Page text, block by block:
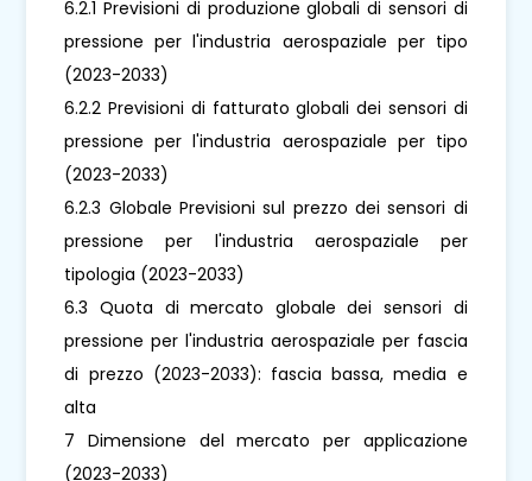
6.2.1 Previsioni di produzione globali di sensori di
pressione per l'industria aerospaziale per tipo
(2023-2033)
6.2.2 Previsioni di fatturato globali dei sensori di
pressione per l'industria aerospaziale per tipo
(2023-2033)
6.2.3 Globale Previsioni sul prezzo dei sensori di
pressione per l'industria aerospaziale per
tipologia (2023-2033)
6.3 Quota di mercato globale dei sensori di
pressione per l'industria aerospaziale per fascia
di prezzo (2023-2033): fascia bassa, media e
alta
7 Dimensione del mercato per applicazione
(2023-2033)